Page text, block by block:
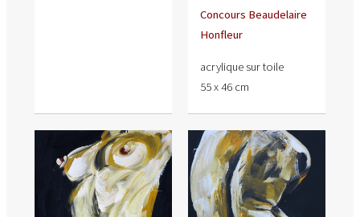
Concours Beaudelaire
Honfleur
acrylique sur toile
55 x 46 cm